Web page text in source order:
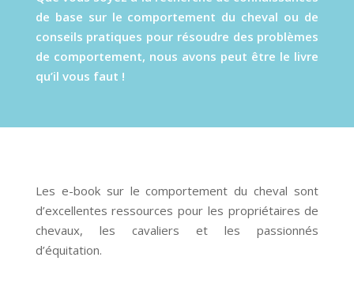
de base sur le comportement du cheval ou de
conseils pratiques pour résoudre des problèmes
de comportement, nous avons peut être le livre
qu’il vous faut !
Les e-book sur le comportement du cheval sont
d’excellentes ressources pour les propriétaires de
chevaux, les cavaliers et les passionnés
d’équitation.